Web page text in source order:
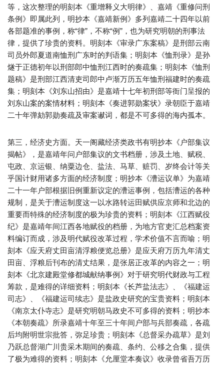
等，这次整理的明刻本《重增释义大明律》、嘉靖《重修问刑
条例》即属此列，明抄本《嘉靖新例》多列嘉靖二十四年以前
各部题准的事例，称“律”，不称“例”，也为研究明朝的刑事法
律，提供了珍贵的资料。明刻本《审录广东案稿》是刑部云南
司员外郎夏道南恤刑广东时的判语集；明刻本《恤刑录》是孙
燧于正德初年以刑部郎中恤刑江西时的奏疏集；明刻本《恤刑
题稿》是刑部江西清吏司郎中卢渐万历五年恤刑福建时的奏疏
集；明刻本《刘东山招由》是嘉靖十七年初刑部等衙门呈报的
刘东山案的案情材料；明刻本《奏进郭勋案状》录朝臣于嘉靖
二十年弹劾郭勋奏疏及审案谳词，都是不可多得的海内孤本。
第三，经济史方面。天一阁藏经济类政书有明抄本《户部集议
揭帖》，是嘉靖年问户部集议的文书档册，涉及土地、赋税、
屯政、京运银、纳粟边仓、盐法、马草、赃罚、岁终会计等关
乎国计财用诸多方面的经济制度；明抄本《漕运议单》为嘉靖
二十一年户部根据旧例重新议定的漕运事例，包括漕运的各种
规制，是关于漕运制度这一以水路转运田赋供应京师和北边的
重要而特殊的经济制度的极为珍贵的资料；明刻本《江西赋役
纪》是嘉靖年间江西各地赋役的档册，为地方官吏汇总档案资
料编订而成，涉及明代赋役改革过程，学术价值不言而喻；明
刻本《应天府丈田亩清浮粮便览总册》是应天府万历九年清丈
田亩、浮粮后刊布的清丈结果，是张居正改革的内容之一；明
刻本《北京建殿堂修都城献纳事例》对于研究明代财政与工程
筹款，是难得的详细资料；明刻本《长芦盐法志》、《福建运
司志》、《福建运司续志》是盐政史研究的宝贵资料；明刻本
《南京太仆寺志》是研究明朝马政史不可多得的资料；明抄本
《本朝奏疏》所录嘉靖十年至三十年间户部与兵部奏疏，各疏
后均附明世宗批答，弥足珍贵；明刻本《总督采办疏草》是刘
乃跃总督湖广川贵采木期间的奏疏、条约、公移之合集，提供
了极为难得的资料；明刻本《允厘堂本奏议》收录曾省吾万历